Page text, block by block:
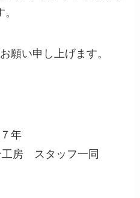
。
願い申し上げます。
７年
工房 スタッフ一同